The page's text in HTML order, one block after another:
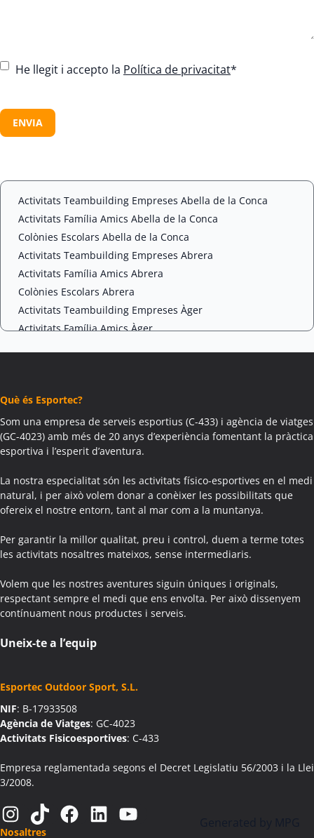
C
s
e
*
He llegit i accepto la Política de privacitat*
A
P
H
Activitats Teambuilding Empreses Abella de la Conca
Activitats Família Amics Abella de la Conca
Colònies Escolars Abella de la Conca
Activitats Teambuilding Empreses Abrera
Activitats Família Amics Abrera
Colònies Escolars Abrera
Activitats Teambuilding Empreses Àger
Activitats Família Amics Àger
Colònies Escolars Agramunt
Activitats Teambuilding Empreses Aguilar de Segarra
Activitats Família Amics Aguilar de Segarra
Colònies Escolars Aguilar de Segarra
Activitats Teambuilding Empreses Agullana
Activitats Família Amics Agullana
Colònies Escolars Agullana
Activitats Família Amics Aiguafreda
Activitats Teambuilding Empreses Aiguamúrcia
Activitats Família Amics Aiguamúrcia
Colònies Escolars Aiguamúrcia
Activitats Teambuilding Empreses Aiguaviva
Activitats Teambuilding Empreses Aín
Activitats Família Amics Aín
Colònies Escolars Aín
Activitats Teambuilding Empreses Aitona
Activitats Família Amics Aitona
Colònies Escolars Aitona
Activitats Teambuilding Empreses Alàs i Cerc
Activitats Família Amics Alàs i Cerc
Què és Esportec?
Som una empresa de serveis esportius (C-433) i agència de viatges
(GC-4023) amb més de 20 anys d’experiència fomentant la pràctica
esportiva i l’esperit d’aventura.
La nostra especialitat són les activitats físico-esportives en el medi
natural, i per això volem donar a conèixer les possibilitats que
ofereix el nostre entorn, tant al mar com a la muntanya.
Per garantir la millor qualitat, preu i control, duem a terme totes
les activitats nosaltres mateixos, sense intermediaris.
Volem que les nostres aventures siguin úniques i originals,
respectant sempre el medi que ens envolta. Per això dissenyem
contínuament nous productes i serveis.
Uneix-te a l’equip
Esportec Outdoor Sport, S.L.
NIF: B-17933508
Agència de Viatges: GC-4023
Activitats Fisicoesportives: C-433
Empresa reglamentada segons el Decret Legislatiu 56/2003 i la Llei
3/2008.
Instagram TikTok Facebook LinkedIn YouTube
Nosaltres